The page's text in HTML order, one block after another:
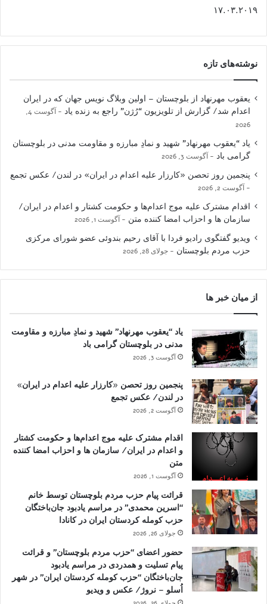
۱۷.۰۳.۲۰۱۹
نوشته‌های تازه
یعقوب مهرنهاد از بلوچستان – اولین وبلاگ نویس جهان که در ایران
اعدام شد/ گزارش از تلویزیون “رُژن” راجع به زنده یاد
آگوست 4,
2026
یاد “یعقوب مهرنهاد” شهید و نمادِ مبارزه و مقاومت مدنی در بلوچستان
گرامی باد
آگوست 3, 2026
پنجمین روز تحصن «کارزار علیه اعدام در ایران» در لندن/ عکس تجمع
آگوست 2, 2026
اقدام مشترک علیه موج اعدام‌ها و حکومت کشتار و اعدام در ایران/
سازمان ها و احزاب امضا کننده متن
آگوست 1, 2026
ویدیو گفتگوی رادیو فردا با آقای رحیم بندوئی عضو شورای مرکزی
حزب مردم بلوچستان
جولای 28, 2026
از میان خبر ها
یاد “یعقوب مهرنهاد” شهید و نمادِ مبارزه و مقاومت
مدنی در بلوچستان گرامی باد
آگوست 3, 2026
پنجمین روز تحصن «کارزار علیه اعدام در ایران»
در لندن/ عکس تجمع
آگوست 2, 2026
اقدام مشترک علیه موج اعدام‌ها و حکومت کشتار
و اعدام در ایران/ سازمان ها و احزاب امضا کننده
متن
آگوست 1, 2026
قرائت پیام حزب مردم بلوچستان توسط خانم
“اسرین محمدی” در مراسم یادبود جان‌باختگان
حزب کومله کردستان ایران در کانادا
جولای 26, 2026
حضور اعضای “حزب مردم بلوچستان” و قرائت
پیام تسلیت و همدردی در مراسم یادبود
جان‌باختگان “حزب کومله کردستان ایران” در شهر
اُسلو – نروژ/ عکس و ویدیو